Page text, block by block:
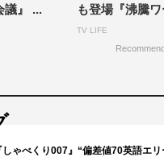
議』 ...
も登場『沸騰
TV LIFE
しゃべくり007』“偏差値70英語エ